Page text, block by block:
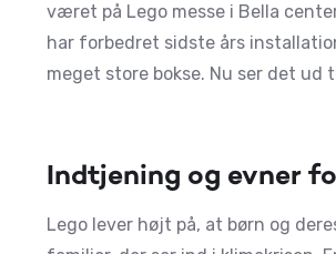
været på Lego messe i Bella
har forbedret sidste års
meget store bokse. Nu ser det
Indtjening og evner
Lego lever højt på, at børn og